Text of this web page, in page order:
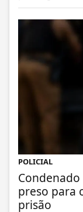
POLICIAL
preso para
prisão